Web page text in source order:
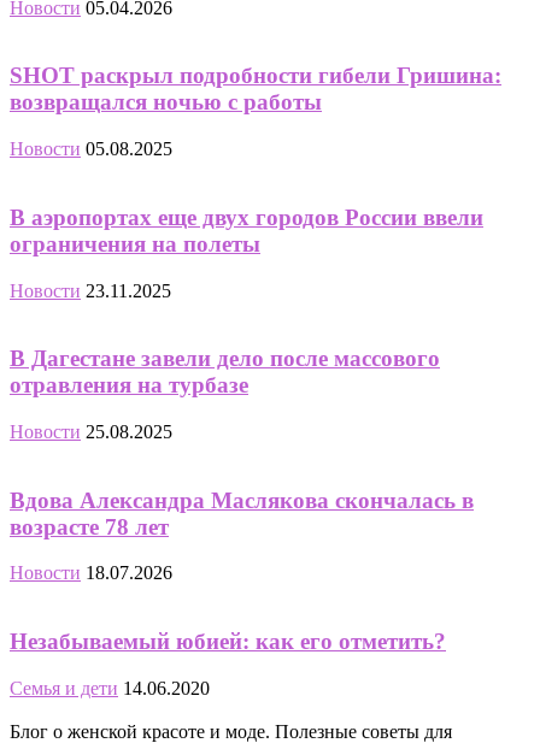
Новости 05.04.2026
SHOT раскрыл подробности гибели Гришина:
возвращался ночью с работы
Новости 05.08.2025
В аэропортах еще двух городов России ввели
ограничения на полеты
Новости 23.11.2025
В Дагестане завели дело после массового
отравления на турбазе
Новости 25.08.2025
Вдова Александра Маслякова скончалась в
возрасте 78 лет
Новости 18.07.2026
Незабываемый юбией: как его отметить?
Семья и дети 14.06.2020
Блог о женской красоте и моде. Полезные советы для